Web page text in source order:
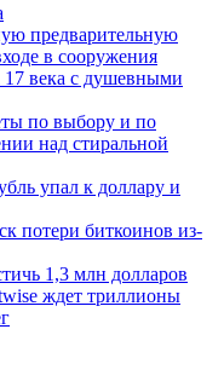
предварительную
в сооружения
17 века с душевными
по выбору и по
над стиральной
упал к доллару и
потери биткоинов из-
1,3 млн долларов
ждет триллионы